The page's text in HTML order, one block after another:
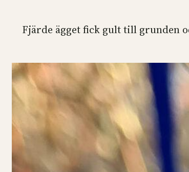
Fjärde ägget fick gult till grunden